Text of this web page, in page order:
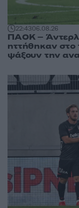
22:4306.08.26
ΠΑΟΚ –
ηττήθηκαν στο
ψάξουν την